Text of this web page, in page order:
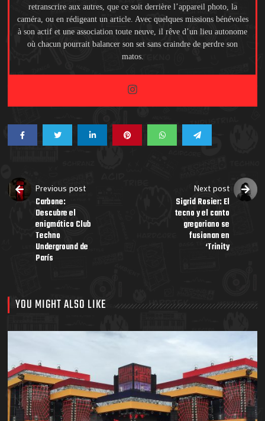
retranscrire aux autres, que ce soit derrière l’appareil photo, la
caméra, ou en rédigeant un article. Avec quelques missions bénévoles
à son actif et une association toute neuve, il rêve d’un lieu autonome
où chacun pourrait balancer son set sans craindre de perdre son
matos.
Previous post
Carbone:
Descubre el
enigmático Club
Techno
Underground de
París
Next post
Sigrid Rosier: El
tecno y el canto
gregoriano se
fusionan en
‘Trinity
YOU MIGHT ALSO LIKE